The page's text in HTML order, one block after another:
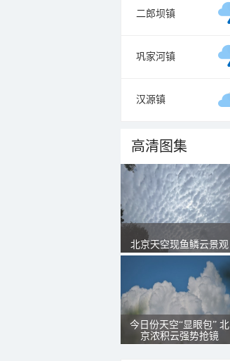
二郎坝镇
巩家河镇
汉源镇
高清图集
北京天空现鱼鳞云景观
今日份天空“显眼包” 北
京浓积云强势抢镜